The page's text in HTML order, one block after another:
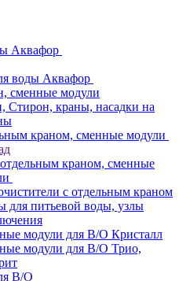
Аквафор
воды Аквафор
сменные модули
Стирон, краны, насадки на
краном, сменные модули
краном, сменные
с отдельным краном
для питьевой воды, узлы
модули для В/О Кристалл
модули для В/О Трио,
В/О